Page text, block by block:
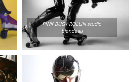
PINK BUGY ROLLIN studio
blondeau